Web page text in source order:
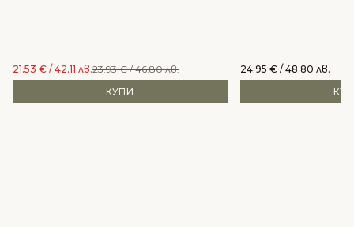
21.53 € / 42.11 лв.23.93€/ 46.80 лв.
КУПИ
24.95 € / 48.80 лв.